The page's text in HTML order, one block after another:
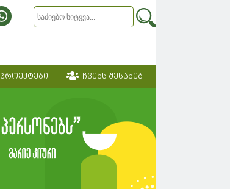
პროექტები ჩვენს შესახებ